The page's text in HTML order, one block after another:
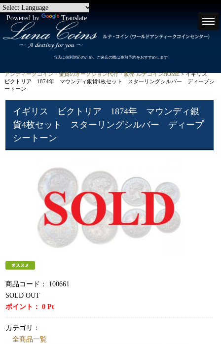
Powered by Translate
当店は個別対応のため、ご来店の際は事前予約をおすすめします
アンティークコイン・金貨のオークション代行・販売 ルナコインHOME> イギリス
ビクトリア 1874年 マウンディ銀貨4枚セット スターリングシルバー ディープシ
ートーン
イギリス ビクトリア 1874年 マウンディ銀
貨4枚セット スターリングシルバー ディープ
シートーン
商品コード：
100661
SOLD OUT
ポイント：0 Pt
カテゴリ：
全商品一覧